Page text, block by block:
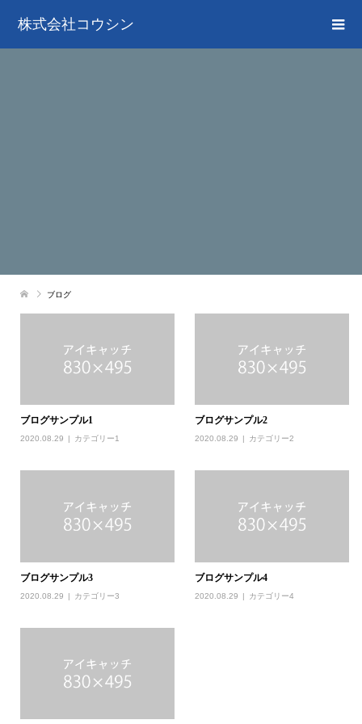
株式会社コウシン
ブログ
ブログサンプル1
2020.08.29 カテゴリー1
ブログサンプル2
2020.08.29 カテゴリー2
ブログサンプル3
2020.08.29 カテゴリー3
ブログサンプル4
2020.08.29 カテゴリー4